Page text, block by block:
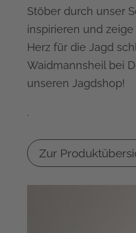
Stöber durch unser
inspirieren und
Herz für die Jagd
Waidmannsheil bei
unseren Jagdshop!
.
Zur